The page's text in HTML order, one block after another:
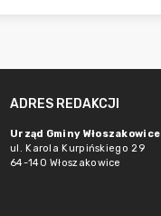
ADRES REDAKCJI
Urząd Gminy Włoszakowice
ul. Karola Kurpińskiego 29
64-140 Włoszakowice